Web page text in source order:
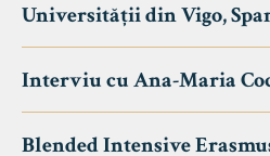
Universității din Vigo,
Interviu cu Ana-Maria
Blended Intensive